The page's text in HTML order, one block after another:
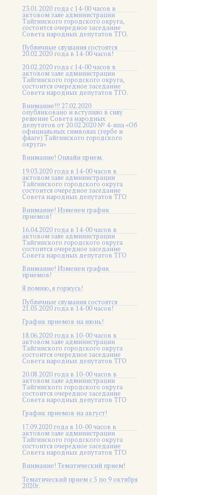
23.01.2020 года с 14-00 часов в
актовом зале администрации
Тайгинского городского округа,
состоится очередное заседание
Совета народных депутатов ТГО.
Публичные слушания состоятся
20.02.2020 года в 14-00 часов!
20.02.2020 года с 14-00 часов в
актовом зале администрации
Тайгинского городского округа,
состоится очередное заседание
Совета народных депутатов ТГО.
Внимание!!! 27.02.2020
опубликовано и вступило в силу
решение Совета народных
депутатов от 20.02.2020 № 4-нпа «Об
официальных символах (гербе и
флаге) Тайгинского городского
округа»
Внимание! Онлайн прием.
19.03.2020 года в 14-00 часов в
актовом зале администрации
Тайгинского городского округа
состоится очередное заседание
Совета народных депутатов ТГО
Внимание! Изменен график
приемов!
16.04.2020 года в 14-00 часов в
актовом зале администрации
Тайгинского городского округа
состоится очередное заседание
Совета народных депутатов ТГО
Внимание! Изменен график
приемов!
Я помню, я горжусь!
Публичные слушания состоятся
21.05.2020 года в 14-00 часов!
График приемов на июнь!
18.06.2020 года в 10-00 часов в
актовом зале администрации
Тайгинского городского округа
состоится очередное заседание
Совета народных депутатов ТГО
20.08.2020 года в 10-00 часов в
актовом зале администрации
Тайгинского городского округа
состоится очередное заседание
Совета народных депутатов ТГО
График приемов на август!
17.09.2020 года в 10-00 часов в
актовом зале администрации
Тайгинского городского округа
состоится очередное заседание
Совета народных депутатов ТГО
Внимание! Тематический прием!
Тематический прием с 5 по 9 октября
2020г.